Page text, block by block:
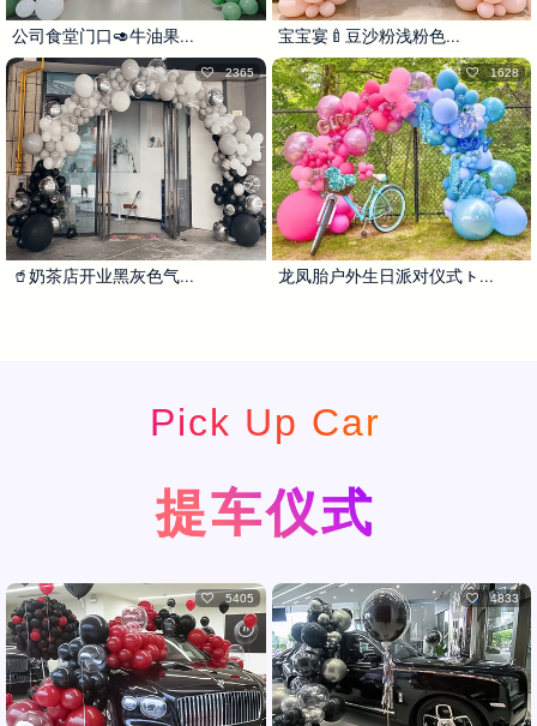
公司食堂门口🥑牛油果... 宝宝宴🍼豆沙粉浅粉色...
🥤奶茶店开业黑灰色气...
2365
龙凤胎户外生日派对仪式ㇳ...
1628
Pick Up Car
提车仪式
5405 4833